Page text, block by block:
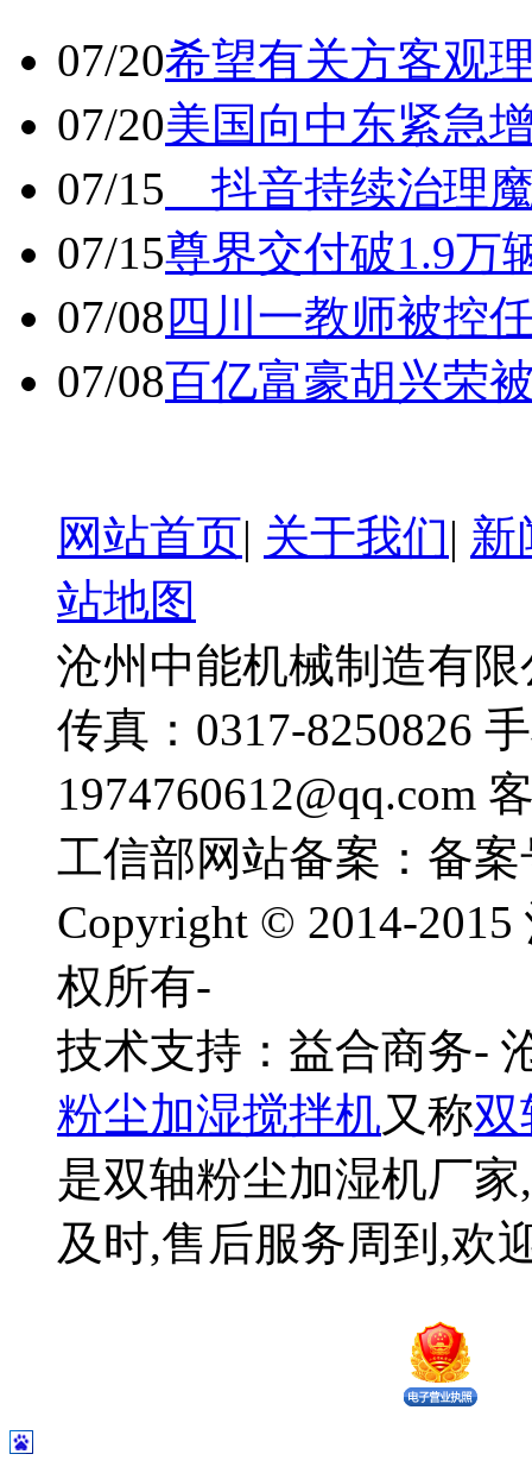
07/20希望有关方客观
07/20美国向中东紧急
07/15 抖音持续治理
07/15尊界交付破1.9万
07/08 四川一教师被控
07/08百亿富豪胡兴荣
网站首页| 关于我们| 新
站地图
沧州中能机械制造有限
传真：0317-8250826
1974760612@qq.com
工信部网站备案：备案
Copyright © 2014-
权所有-
技术支持：益合商务-
粉尘加湿搅拌机又称双
是双轴粉尘加湿机厂
及时,售后服务周到,欢